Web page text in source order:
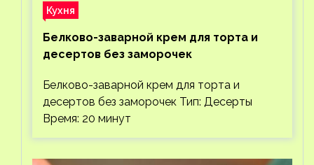
Кухня
Белково-заварной крем для торта и
десертов без заморочек
Белково-заварной крем для торта и
десертов без заморочек Тип: Десерты
Время: 20 минут